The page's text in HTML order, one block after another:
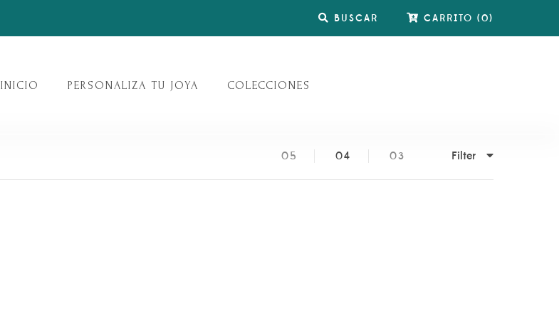
BUSCAR CARRITO (0)
INICIO PERSONALIZA TU JOYA COLECCIONES
05 04 03 Filter